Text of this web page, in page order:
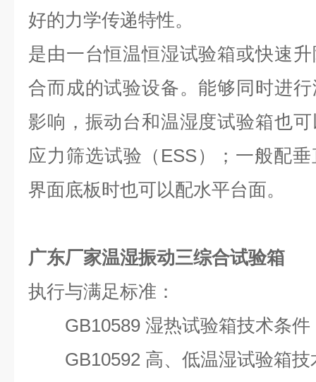
好的力学传递特性。
是由一台恒温恒湿试验箱或快速
合而成的试验设备。能够同时进
影响，振动台和温湿度试验箱也
应力筛选试验（ESS）；一般配
界面底板时也可以配水平台面。
广东厂家温湿振动三综合试验箱
执行与满足标准：
GB10589 湿热试验箱技术条件
GB10592 高、低温湿试验箱技